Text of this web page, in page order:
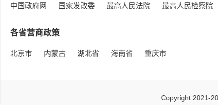
中国政府网 国家发改委 最高人民法院 最高人民检察院
各省营商政策
北京市 内蒙古 湖北省 海南省 重庆市
Copyright 2021-